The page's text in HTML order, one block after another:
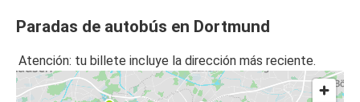
Paradas de autobús en Dortmund
Atención: tu billete incluye la dirección más reciente.